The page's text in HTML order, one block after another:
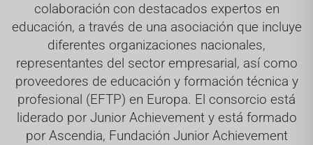
colaboración con destacados expertos en
educación, a través de una asociación que incluye
diferentes organizaciones nacionales,
representantes del sector empresarial, así como
proveedores de educación y formación técnica y
profesional (EFTP) en Europa. El consorcio está
liderado por Junior Achievement y está formado
por Ascendia, Fundación Junior Achievement